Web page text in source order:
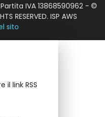
IVA 13868590962 - ©
RESERVED. ISP AWS
sito
il link RSS